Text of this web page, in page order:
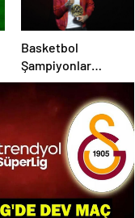
Basketbol
Şampiyonlar
Ligi’nde sezonun en
iyilerine ödülleri